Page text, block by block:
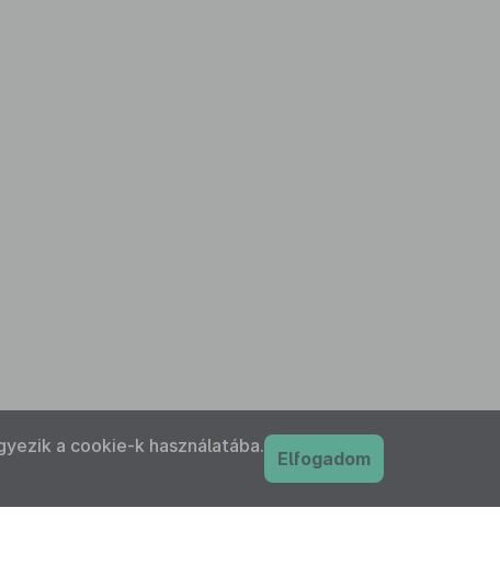
a cookie-k használatába.
Elfogadom